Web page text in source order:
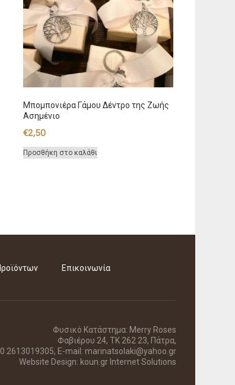
Μπομπονιέρα Γάμου Δέντρο της Ζωής
Ασημένιο
€2,50
Προσθήκη στο καλάθι
Επικοινωνία
Φυσικό Κατάστημα: Merry Roses
Φαβιέρου 24, ΤΚ 262 23, Πάτρα,
2613019305, E-mail: marinatsolaki@yahoo.gr
Website Design: koun.gr Internet Solutions